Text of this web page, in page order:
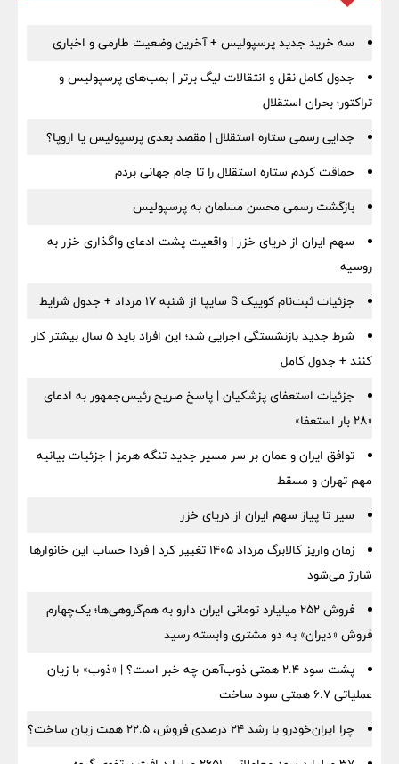
سه خرید جدید پرسپولیس + آخرین وضعیت طارمی و اخباری
جدول کامل نقل و انتقالات لیگ برتر | بمب‌های پرسپولیس و
تراکتور؛ بحران استقلال
جدایی رسمی ستاره استقلال | مقصد بعدی پرسپولیس یا اروپا؟
حماقت کردم ستاره استقلال را تا جام جهانی بردم
بازگشت رسمی محسن مسلمان به پرسپولیس
سهم ایران از دریای خزر | واقعیت پشت ادعای واگذاری خزر به
روسیه
جزئیات ثبت‌نام کوییک S سایپا از شنبه ۱۷ مرداد + جدول شرایط
شرط جدید بازنشستگی اجرایی شد؛ این افراد باید ۵ سال بیشتر کار
کنند + جدول کامل
جزئیات استعفای پزشکیان | پاسخ صریح رئیس‌جمهور به ادعای
«۲۸ بار استعفا»
توافق ایران و عمان بر سر مسیر جدید تنگه هرمز | جزئیات بیانیه
مهم تهران و مسقط
سیر تا پیاز سهم ایران از دریای خزر
زمان واریز کالابرگ مرداد ۱۴۰۵ تغییر کرد | فردا حساب این خانوارها
شارژ می‌شود
فروش ۲۵۲ میلیارد تومانی ایران دارو به هم‌گروهی‌ها؛ یک‌چهارم
فروش «دیران» به دو مشتری وابسته رسید
پشت سود ۲.۴ همتی ذوب‌آهن چه خبر است؟ | «ذوب» با زیان
عملیاتی ۶.۷ همتی سود ساخت
چرا ایران‌خودرو با رشد ۲۴ درصدی فروش، ۲۲.۵ همت زیان ساخت؟